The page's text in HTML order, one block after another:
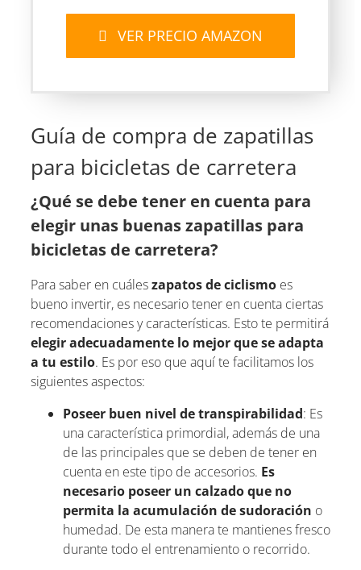
VER PRECIO AMAZON
Guía de compra de zapatillas
para bicicletas de carretera
¿Qué se debe tener en cuenta para
elegir unas buenas zapatillas para
bicicletas de carretera?
Para saber en cuáleszapatos de ciclismoes
bueno invertir, es necesario tener en cuenta ciertas
recomendaciones y características. Esto te permitirá
elegir adecuadamente lo mejor que se adapta
a tu estilo. Es por eso que aquí te facilitamos los
siguientes aspectos:
Poseer buen nivel de transpirabilidad: Es
una característica primordial, además de una
de las principales que se deben de tener en
cuenta en este tipo de accesorios. Es
necesario poseer un calzado que no
permita la acumulación de sudoración o
humedad. De esta manera te mantienes fresco
durante todo el entrenamiento o recorrido.